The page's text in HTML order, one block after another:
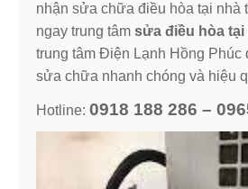
nhận sửa chữa điều hòa tại nhà
ngay trung tâm sửa điều hòa tại
trung tâm Điện Lạnh Hồng Phúc
sửa chữa nhanh chóng và hiệu
Hotline: 0918 188 286 –